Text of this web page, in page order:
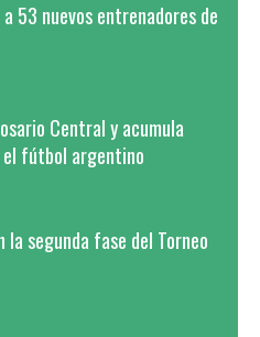
53 nuevos entrenadores de
Central y acumula
el fútbol argentino
segunda fase del Torneo